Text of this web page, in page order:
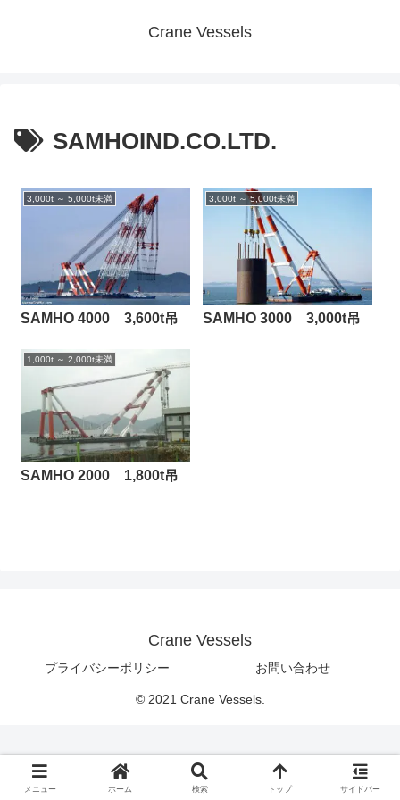
Crane Vessels
SAMHOIND.CO.LTD.
3,000t ～ 5,000t未満
SAMHO 4000 3,600t吊
3,000t ～ 5,000t未満
SAMHO 3000 3,000t吊
1,000t ～ 2,000t未満
SAMHO 2000 1,800t吊
Crane Vessels
プライバシーポリシー お問い合わせ
© 2021 Crane Vessels.
メニュー ホーム 検索 トップ サイドバー